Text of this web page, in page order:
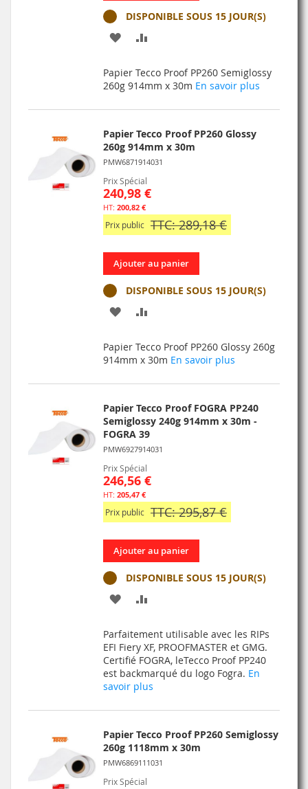
DISPONIBLE SOUS 15 JOUR(S)
AJOUTER
MA
LISTE
D’ENVIE
COMPARATEUR
Papier Tecco Proof PP260 Semiglossy
260g 914mm x 30m En savoir plus
Papier Tecco Proof PP260 Glossy
260g 914mm x 30m
PMW6871914031
Prix Spécial
240,98 €
200,82 €
Prix public TTC: 289,18 €
Ajouter au panier
DISPONIBLE SOUS 15 JOUR(S)
AJOUTER
MA
LISTE
D’ENVIE
COMPARATEUR
Papier Tecco Proof PP260 Glossy 260g
914mm x 30m En savoir plus
Papier Tecco Proof FOGRA PP240
Semiglossy 240g 914mm x 30m -
FOGRA 39
PMW6927914031
Prix Spécial
246,56 €
205,47 €
Prix public TTC: 295,87 €
Ajouter au panier
DISPONIBLE SOUS 15 JOUR(S)
AJOUTER
MA
LISTE
D’ENVIE
COMPARATEUR
Parfaitement utilisable avec les RIPs
EFI Fiery XF, PROOFMASTER et GMG.
Certifié FOGRA, leTecco Proof PP240
est backmarqué du logo Fogra. En
savoir plus
Papier Tecco Proof PP260 Semiglossy
260g 1118mm x 30m
PMW6869111031
Prix Spécial